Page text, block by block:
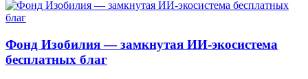
Фонд Изобилия — замкнутая ИИ-экосистема
бесплатных благ